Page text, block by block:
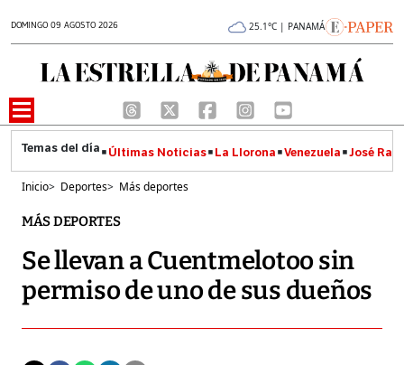
DOMINGO 09 AGOSTO 2026 25.1°C | PANAMÁ
Últimas Noticias La Llorona Venezuela José
Inicio> Deportes> Más deportes
MÁS DEPORTES
Se llevan a Cuentmelotoo sin
permiso de uno de sus dueños